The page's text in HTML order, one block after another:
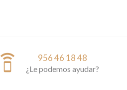
speaker_phone 956 46 18 48
¿Le podemos ayudar?